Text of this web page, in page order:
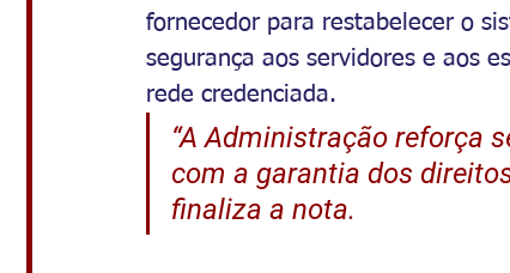
fornecedor para restabelecer o
segurança aos servidores e aos
rede credenciada.
“A Administração reforça
com a garantia dos
finaliza a nota.